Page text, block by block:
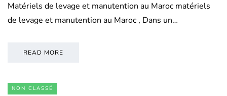
Matériels de levage et manutention au Maroc matériels
de levage et manutention au Maroc , Dans un…
READ MORE
NON CLASSÉ